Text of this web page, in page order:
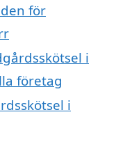
för
i
företag
i